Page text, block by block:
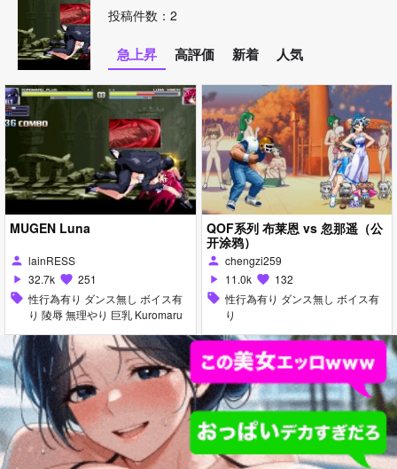
投稿件数：2
急上昇 高評価 新着 人気
MUGEN Luna
person lainRESS
play_arrow 32.7k favorite 251
sell 性行為有り ダンス無し ボイス有
り 陵辱 無理やり 巨乳 Kuromaru
QOF系列 布莱恩 vs 忽那遥（公
开涂鸦）
person chengzi259
play_arrow 11.0k favorite 132
sell 性行為有り ダンス無し ボイス有
り